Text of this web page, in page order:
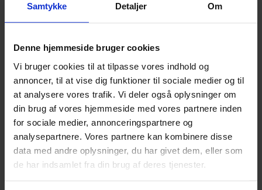
Samtykke Detaljer Om
Denne hjemmeside bruger cookies
Vi bruger cookies til at tilpasse vores indhold og
annoncer, til at vise dig funktioner til sociale medier og til
at analysere vores trafik. Vi deler også oplysninger om
din brug af vores hjemmeside med vores partnere inden
for sociale medier, annonceringspartnere og
analysepartnere. Vores partnere kan kombinere disse
data med andre oplysninger, du har givet dem, eller som
de har indsamlet fra din brug af deres tjenester.
Altro Whiterock FR
Gallery